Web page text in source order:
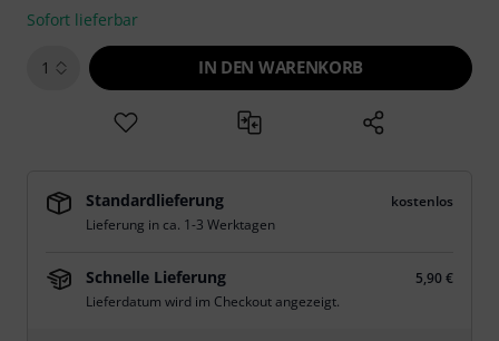
Sofort lieferbar
1 IN DEN WARENKORB
Standardlieferung
kostenlos
Lieferung in ca. 1-3 Werktagen
Schnelle Lieferung
5,90 €
Lieferdatum wird im Checkout angezeigt.